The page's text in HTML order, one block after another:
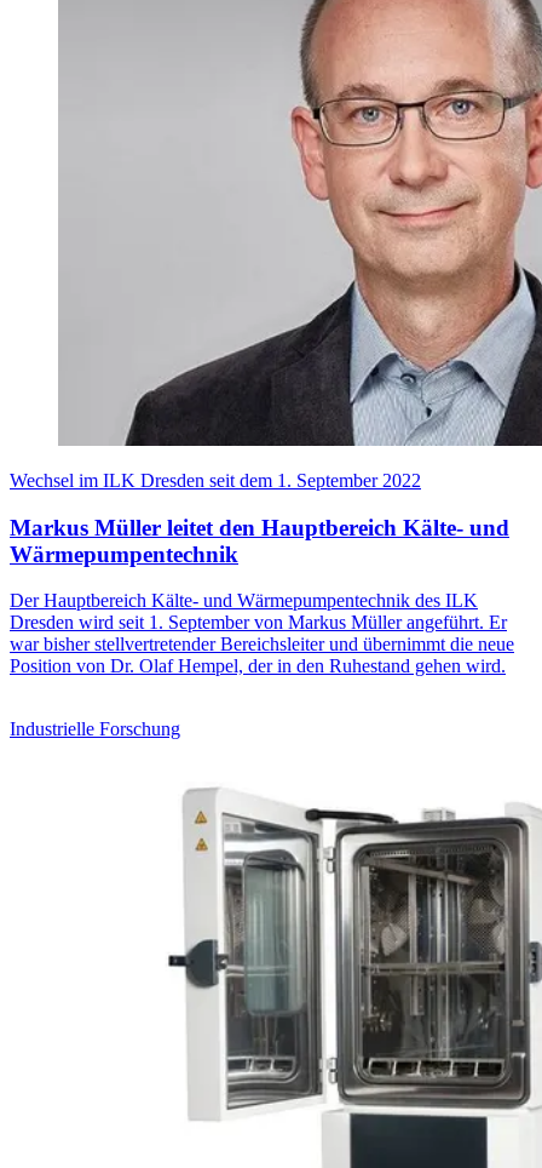
Wechsel im ILK Dresden seit dem 1. September 2022
Markus Müller leitet den Hauptbereich Kälte- und
Wärmepumpentechnik
Der Hauptbereich Kälte- und Wärmepumpentechnik des ILK
Dresden wird seit 1. September von Markus Müller angeführt. Er
war bisher stellvertretender Bereichsleiter und übernimmt die neue
Position von Dr. Olaf Hempel, der in den Ruhestand gehen wird.
Industrielle Forschung